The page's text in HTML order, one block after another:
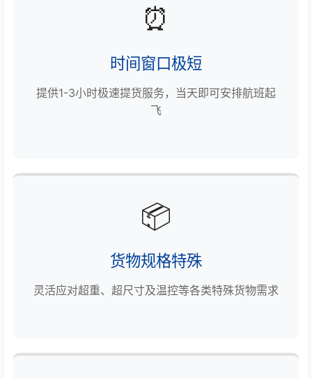
⏰
时间窗口极短
提供1-3小时极速提货服务，当天即可安排航班起
飞
📦
货物规格特殊
灵活应对超重、超尺寸及温控等各类特殊货物需求